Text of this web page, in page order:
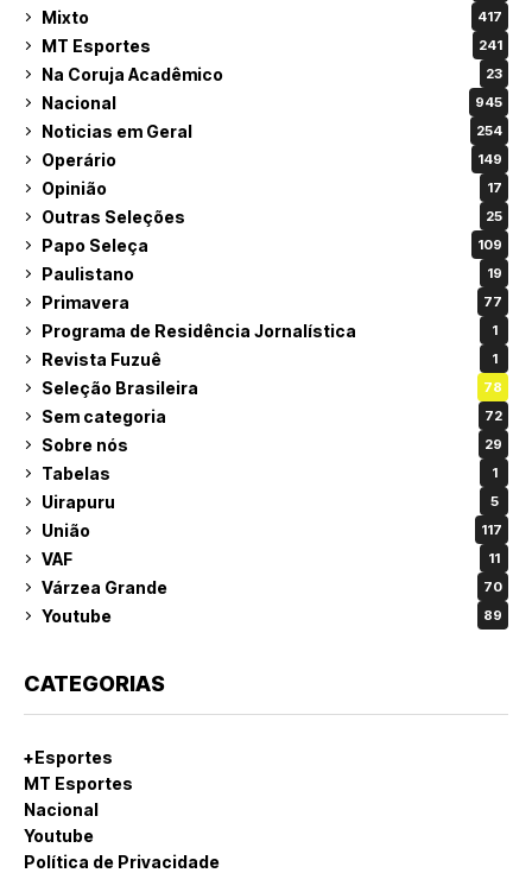
Mixto 417
MT Esportes 241
Na Coruja Acadêmico 23
Nacional 945
Noticias em Geral 254
Operário 149
Opinião 17
Outras Seleções 25
Papo Seleça 109
Paulistano 19
Primavera 77
Programa de Residência Jornalística 1
Revista Fuzuê 1
Seleção Brasileira 78
Sem categoria 72
Sobre nós 29
Tabelas 1
Uirapuru 5
União 117
VAF 11
Várzea Grande 70
Youtube 89
CATEGORIAS
+Esportes
MT Esportes
Nacional
Youtube
Política de Privacidade